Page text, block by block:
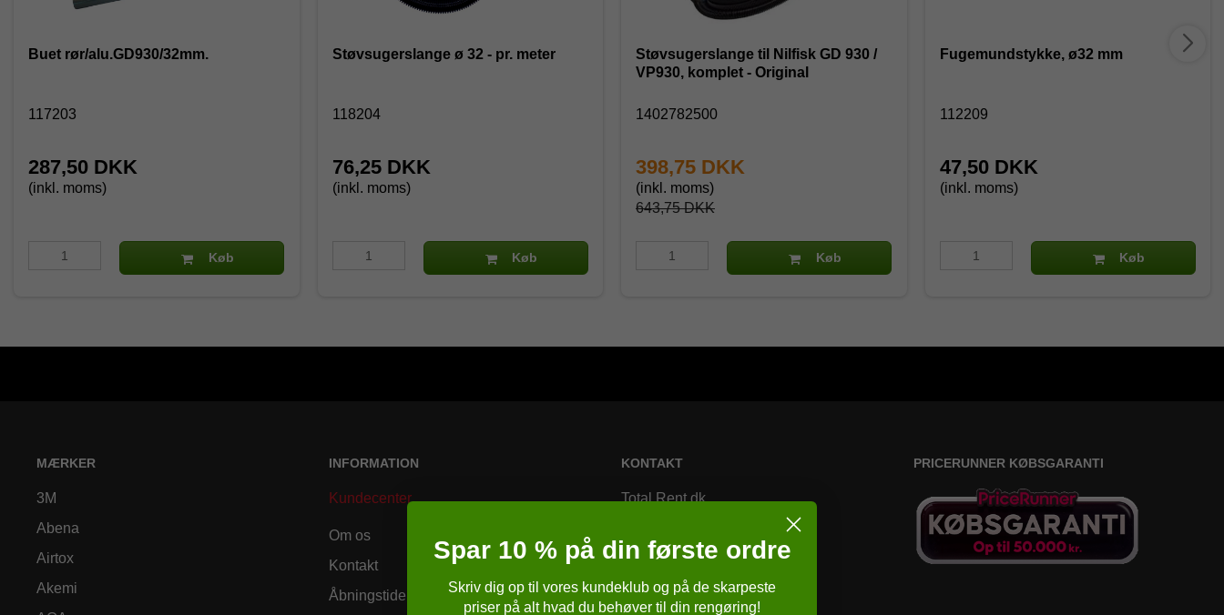
Buet rør/alu.GD930/32mm.
117203
287,50 DKK
(inkl. moms)
Køb
Støvsugerslange ø 32 - pr. meter
118204
76,25 DKK
(inkl. moms)
Køb
Støvsugerslange til Nilfisk GD 930 /
VP930, komplet - Original
1402782500
643,75 DKK
398,75 DKK
(inkl. moms)
Køb
Fugemundstykke, ø32 mm
112209
47,50 DKK
(inkl. moms)
Køb
MÆRKER
3M
Abena
Airtox
Akemi
INFORMATION
Kundecenter
Om os
Kontakt
Åbningstider
KONTAKT
Total Rent.dk
8230 Åbyhøj
Danmark
PRICERUNNER KØBSGARANTI
Spar 10 % på din første ordre
Skriv dig op til vores kundeklub og på de skarpeste
priser på alt hvad du behøver til din rengøring!